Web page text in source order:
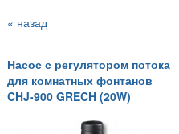
« назад
Насос с регулятором потока
для комнатных фонтанов
CHJ-900 GRECH (20W)